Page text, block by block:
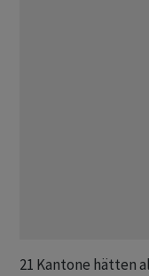
21 Kantone hätten